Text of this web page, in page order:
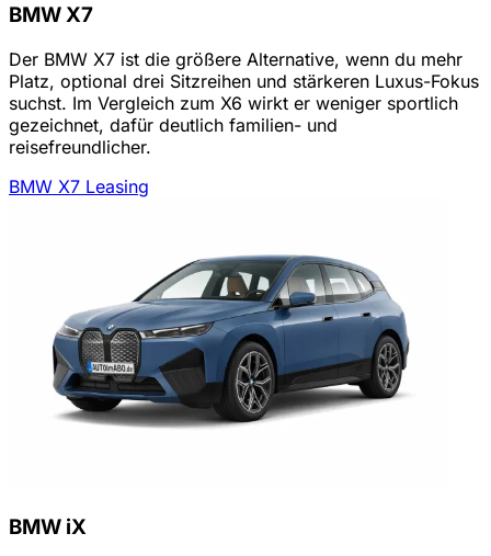
BMW X7
Der BMW X7 ist die größere Alternative, wenn du mehr
Platz, optional drei Sitzreihen und stärkeren Luxus-Fokus
suchst. Im Vergleich zum X6 wirkt er weniger sportlich
gezeichnet, dafür deutlich familien- und
reisefreundlicher.
BMW X7 Leasing
BMW iX